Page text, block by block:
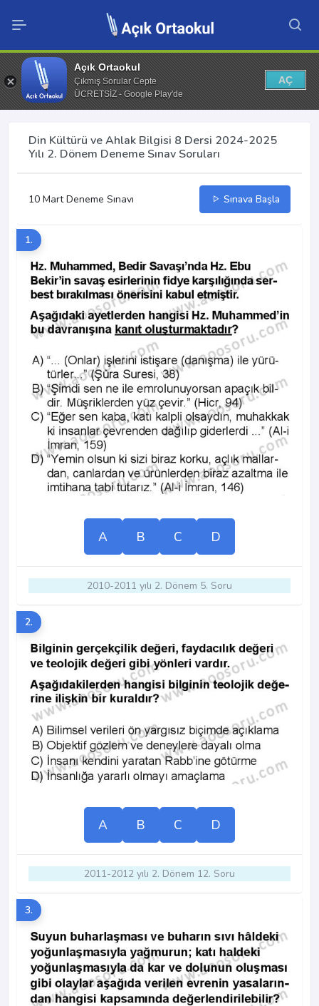
Açık Ortaokul
Çıkmış Sorular Cepte
ÜCRETSİZ - Google Play'de
AÇ
Din Kültürü ve Ahlak Bilgisi 8 Dersi 2024-2025
Yılı 2. Dönem Deneme Sınav Soruları
10 Mart Deneme Sınavı Sınava Başla
1.
A B C D
2010-2011 yılı 2. Dönem 5. Soru
2.
A B C D
2011-2012 yılı 2. Dönem 12. Soru
3.